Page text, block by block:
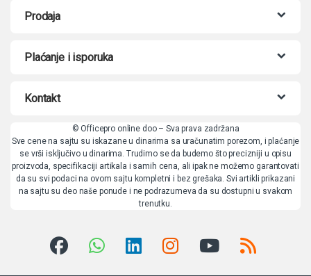
Prodaja
Plaćanje i isporuka
Kontakt
© Officepro online doo – Sva prava zadržana
Sve cene na sajtu su iskazane u dinarima sa uračunatim porezom, i plaćanje
se vrši isključivo u dinarima. Trudimo se da budemo što precizniji u opisu
proizvoda, specifikaciji artikala i samih cena, ali ipak ne možemo garantovati
da su svi podaci na ovom sajtu kompletni i bez grešaka. Svi artikli prikazani
na sajtu su deo naše ponude i ne podrazumeva da su dostupni u svakom
trenutku.